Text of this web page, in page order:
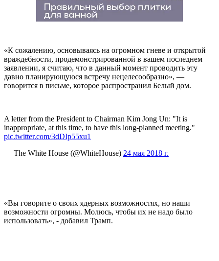
«К сожалению, основываясь на огромном гневе и открытой
враждебности, продемонстрированной в вашем последнем
заявлении, я считаю, что в данный момент проводить эту
давно планирующуюся встречу нецелесообразно», —
говорится в письме, которое распространил Белый дом.
A letter from the President to Chairman Kim Jong Un: "It is
inappropriate, at this time, to have this long-planned meeting."
pic.twitter.com/3dDIp55xu1
— The White House (@WhiteHouse) 24 мая 2018 г.
«Вы говорите о своих ядерных возможностях, но наши
возможности огромны. Молюсь, чтобы их не надо было
использовать», - добавил Трамп.